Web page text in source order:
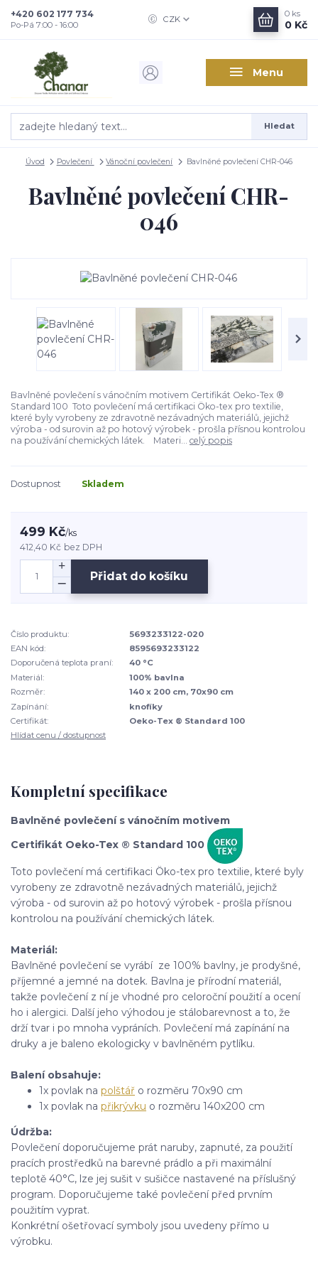
Menu
CZK
Hledat
+420 602 177 734
Po-Pá 7:00 - 16:00
0 ks
0 Kč
Úvod Povlečení Vánoční povlečení Bavlněné povlečení CHR-046
Bavlněné povlečení CHR-
046
Bavlněné povlečení s vánočním motivem Certifikát Oeko-Tex ®
Standard 100 Toto povlečení má certifikaci Öko-tex pro textilie,
které byly vyrobeny ze zdravotně nezávadných materiálů, jejichž
výroba - od surovin až po hotový výrobek - prošla přísnou kontrolou
na používání chemických látek. Materi... celý popis
Dostupnost Skladem
499 Kč/ks
412,40 Kč bez DPH
Přidat do košíku
Číslo produktu:
5693233122-020
EAN kód:
8595693233122
Doporučená teplota praní:
40 °C
Materiál:
100% bavlna
Rozměr:
140 x 200 cm, 70x90 cm
Zapínání:
knofíky
Certifikát:
Oeko-Tex ® Standard 100
Hlídat cenu / dostupnost
Kompletní specifikace
Bavlněné povlečení s vánočním motivem
Certifikát Oeko-Tex ® Standard 100
Toto povlečení má certifikaci Öko-tex pro textilie, které byly
vyrobeny ze zdravotně nezávadných materiálů, jejichž
výroba - od surovin až po hotový výrobek - prošla přísnou
kontrolou na používání chemických látek.
Materiál:
Bavlněné povlečení se vyrábí ze 100% bavlny, je prodyšné,
příjemné a jemné na dotek. Bavlna je přírodní materiál,
takže povlečení z ní je vhodné pro celoroční použití a ocení
ho i alergici. Další jeho výhodou je stálobarevnost a to, že
drží tvar i po mnoha vypráních. Povlečení má zapínání na
druky a je baleno ekologicky v bavlněném pytlíku.
Balení obsahuje:
1x povlak na polštář o rozměru 70x90 cm
1x povlak na přikrývku o rozměru 140x200 cm
Údržba:
Povlečení doporučujeme prát naruby, zapnuté, za použití
pracích prostředků na barevné prádlo a při maximální
teplotě 40°C, lze jej sušit v sušičce nastavené na příslušný
program. Doporučujeme také povlečení před prvním
použitím vyprat.
Konkrétní ošetřovací symboly jsou uvedeny přímo u
výrobku.